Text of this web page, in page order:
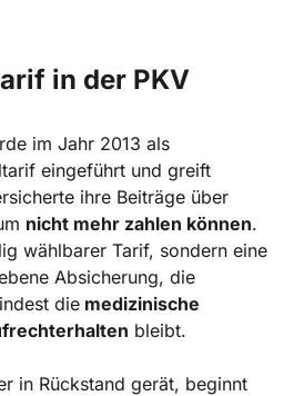
in der PKV
im Jahr 2013 als
eingeführt und greift
ihre Beiträge über
nicht mehr zahlen können.
wählbarer Tarif, sondern eine
Absicherung, die
die medizinische
bleibt.
in Rückstand gerät, beginnt